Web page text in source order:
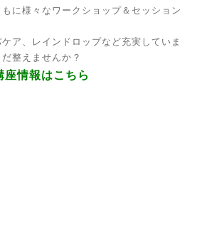
に様々なワークショップ＆セッション
ア、レインドロップなど充実していま
整えませんか？
情報はこちら